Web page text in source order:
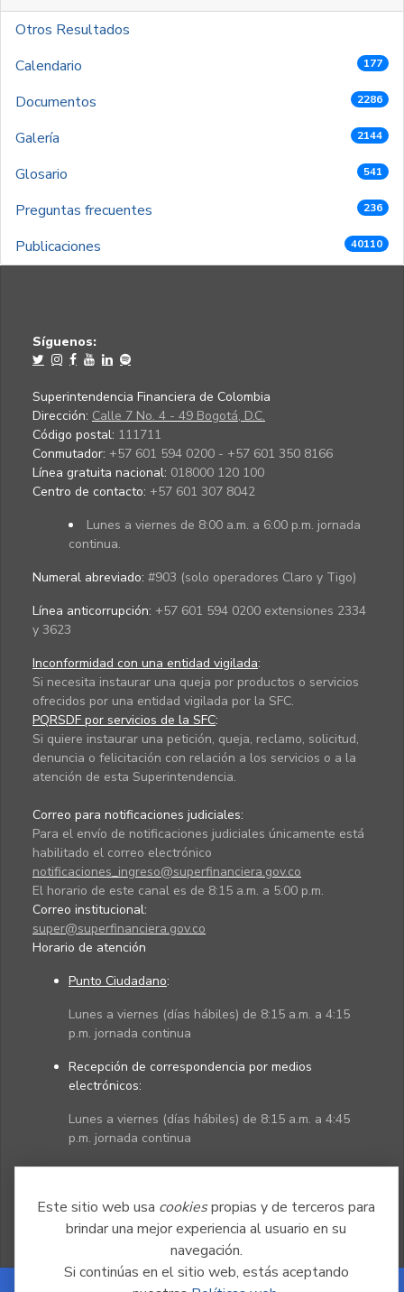
Este sitio web usa cookiespropias y de terceros para
brindar una mejor experiencia al usuario en su
navegación.
Si continúas en el sitio web, estás aceptando
Otros Resultados
Calendario
177
Documentos 2286
Galería 2144
Glosario 541
Preguntas frecuentes 236
Publicaciones 40110
Síguenos:
Superintendencia Financiera de Colombia
Dirección: Calle 7 No. 4 - 49 Bogotá, D.C.
Código postal: 111711
Conmutador: +57 601 594 0200 - +57 601 350 8166
Línea gratuita nacional: 018000 120 100
Centro de contacto: +57 601 307 8042
Lunes a viernes de 8:00 a.m. a 6:00 p.m. jornada
continua.
Numeral abreviado: #903 (solo operadores Claro y Tigo)
Línea anticorrupción: +57 601 594 0200 extensiones 2334
y 3623
Inconformidad con una entidad vigilada:
Si necesita instaurar una queja por productos o servicios
ofrecidos por una entidad vigilada por la SFC.
PQRSDF por servicios de la SFC:
Si quiere instaurar una petición, queja, reclamo, solicitud,
denuncia o felicitación con relación a los servicios o a la
atención de esta Superintendencia.
Correo para notificaciones judiciales:
Para el envío de notificaciones judiciales únicamente está
habilitado el correo electrónico
notificaciones_ingreso@superfinanciera.gov.co
El horario de este canal es de 8:15 a.m. a 5:00 p.m.
Correo institucional:
super@superfinanciera.gov.co
Horario de atención
Punto Ciudadano:
Lunes a viernes (días hábiles) de 8:15 a.m. a 4:15
p.m. jornada continua
Recepción de correspondencia por medios
electrónicos:
Lunes a viernes (días hábiles) de 8:15 a.m. a 4:45
p.m. jornada continua